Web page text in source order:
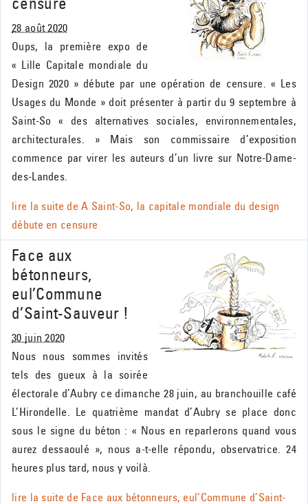
28 août 2020
Oups, la première expo de
« Lille Capitale mondiale du
Design 2020 » débute par une opération de censure. « Les
Usages du Monde » doit présenter à partir du 9 septembre à
Saint-So « des alternatives sociales, environnementales,
architecturales. » Mais son commissaire d’exposition
commence par virer les auteurs d’un livre sur Notre-Dame-
des-Landes.
lire la suite deA Saint-So, la capitale mondiale du design
débute en censure
Face aux
bétonneurs,
eul’Commune
d’Saint-Sauveur !
30 juin 2020
Nous nous sommes invités
tels des gueux à la soirée
électorale d’Aubry ce dimanche 28 juin, au branchouille café
L’Hirondelle. Le quatrième mandat d’Aubry se place donc
sous le signe du béton : « Nous en reparlerons quand vous
aurez dessaoulé », nous a-t-elle répondu, observatrice. 24
heures plus tard, nous y voilà.
lire la suite de Face aux bétonneurs, eul’Commune d’Saint-